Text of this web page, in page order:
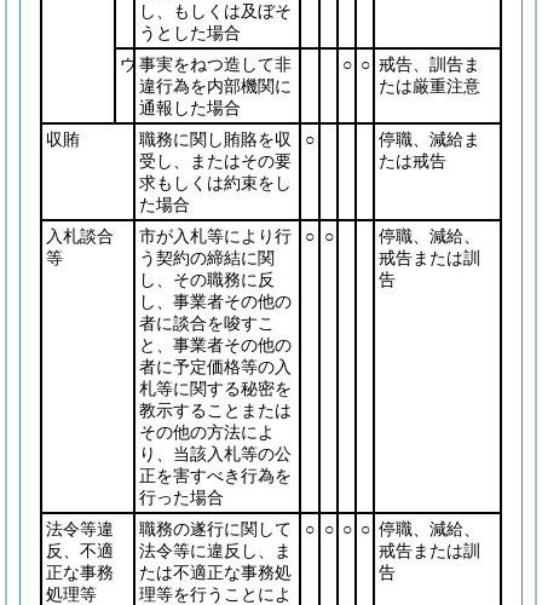
し、もしくは及ぼそ
うとした場合
ウ 事実をねつ造して非
違行為を内部機関に
通報した場合
○ ○ 戒告、訓告ま
たは厳重注意
収賄
職務に関し賄賂を収
受し、またはその要
求もしくは約束をし
た場合
○
停職、減給ま
たは戒告
入札談合
等
市が入札等により行
う契約の締結に関
し、その職務に反
し、事業者その他の
者に談合を唆すこ
と、事業者その他の
者に予定価格等の入
札等に関する秘密を
教示することまたは
その他の方法によ
り、当該入札等の公
正を害すべき行為を
行った場合
○ ○
停職、減給、
戒告または訓
告
法令等違
反、不適
正な事務
処理等
職務の遂行に関して
法令等に違反し、ま
たは不適正な事務処
理等を行うことによ
○ ○ ○ ○ 停職、減給、
戒告または訓
告